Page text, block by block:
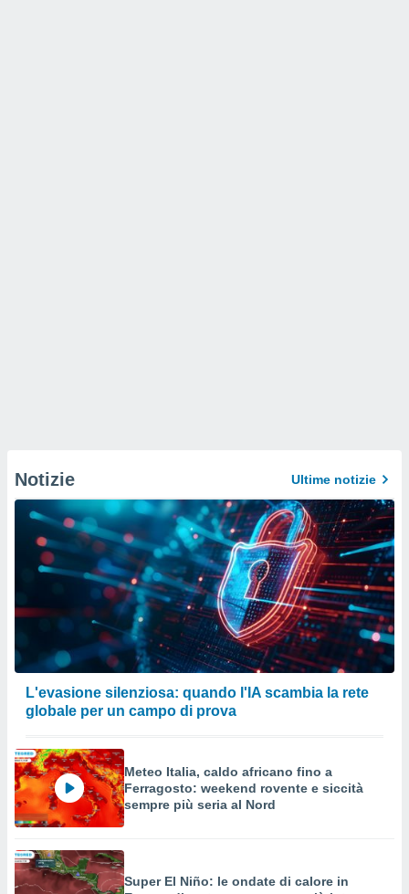
Notizie Ultime notizie
L'evasione silenziosa: quando l'IA scambia la rete
globale per un campo di prova
Meteo Italia, caldo africano fino a
Ferragosto: weekend rovente e siccità
sempre più seria al Nord
Super El Niño: le ondate di calore in